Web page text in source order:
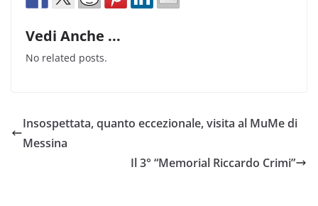
Vedi Anche ...
No related posts.
Insospettata, quanto eccezionale, visita al MuMe di
Messina
Il 3° “Memorial Riccardo Crimi”